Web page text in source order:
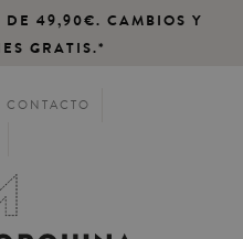
DE 49,90€. CAMBIOS Y
GRATIS.*
CONTACTO